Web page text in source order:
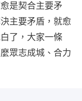
是契合主要矛
主要矛盾，就愈
了，大家一條
眾志成城、合力